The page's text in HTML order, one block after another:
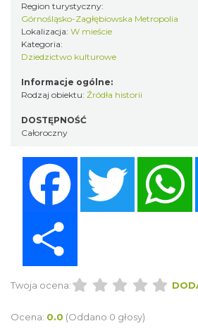
Region turystyczny:
Górnośląsko-Zagłębiowska Metropolia
Lokalizacja: W mieście
Kategoria:
Dziedzictwo kulturowe
Informacje ogólne:
Rodzaj obiektu: Źródła historii
DOSTĘPNOŚĆ
Całoroczny
Twitter
Twoja ocena:
Ocena: 0.0 (Oddano 0 głosy)